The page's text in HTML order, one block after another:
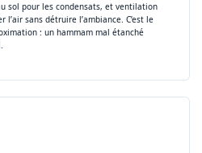
sol pour les condensats, et ventilation
sans détruire l’ambiance. C’est le
: un hammam mal étanché